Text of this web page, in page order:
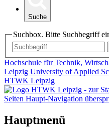
Suche
Suchbox. Bitte Suchbegriff
Hochschule für Technik,
Leipzig University of Applied
HTWK Leipzig
Seiten Haupt-Navigation
Hauptmenü